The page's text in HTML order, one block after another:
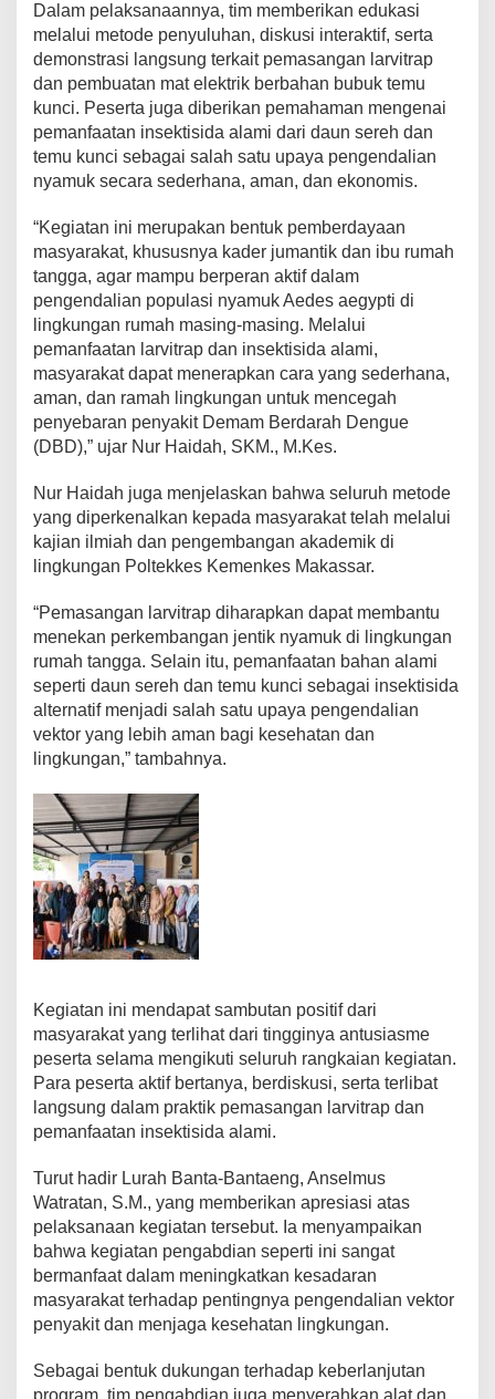
v
i
r
a
p
d
i
e
u
r
a
a
n
B
a
n
t
a
-
a
n
t
a
e
g
Dalam pelaksanaannya, tim memberikan edukasi
melalui metode penyuluhan, diskusi interaktif, serta
demonstrasi langsung terkait pemasangan larvitrap
dan pembuatan mat elektrik berbahan bubuk temu
kunci. Peserta juga diberikan pemahaman mengenai
pemanfaatan insektisida alami dari daun sereh dan
temu kunci sebagai salah satu upaya pengendalian
nyamuk secara sederhana, aman, dan ekonomis.
“Kegiatan ini merupakan bentuk pemberdayaan
masyarakat, khususnya kader jumantik dan ibu rumah
tangga, agar mampu berperan aktif dalam
pengendalian populasi nyamuk Aedes aegypti di
lingkungan rumah masing-masing. Melalui
pemanfaatan larvitrap dan insektisida alami,
masyarakat dapat menerapkan cara yang sederhana,
aman, dan ramah lingkungan untuk mencegah
penyebaran penyakit Demam Berdarah Dengue
(DBD),” ujar Nur Haidah, SKM., M.Kes.
Nur Haidah juga menjelaskan bahwa seluruh metode
yang diperkenalkan kepada masyarakat telah melalui
kajian ilmiah dan pengembangan akademik di
lingkungan Poltekkes Kemenkes Makassar.
“Pemasangan larvitrap diharapkan dapat membantu
menekan perkembangan jentik nyamuk di lingkungan
rumah tangga. Selain itu, pemanfaatan bahan alami
seperti daun sereh dan temu kunci sebagai insektisida
alternatif menjadi salah satu upaya pengendalian
vektor yang lebih aman bagi kesehatan dan
lingkungan,” tambahnya.
Kegiatan ini mendapat sambutan positif dari
masyarakat yang terlihat dari tingginya antusiasme
peserta selama mengikuti seluruh rangkaian kegiatan.
Para peserta aktif bertanya, berdiskusi, serta terlibat
langsung dalam praktik pemasangan larvitrap dan
pemanfaatan insektisida alami.
Turut hadir Lurah Banta-Bantaeng, Anselmus
Watratan, S.M., yang memberikan apresiasi atas
pelaksanaan kegiatan tersebut. Ia menyampaikan
bahwa kegiatan pengabdian seperti ini sangat
bermanfaat dalam meningkatkan kesadaran
masyarakat terhadap pentingnya pengendalian vektor
penyakit dan menjaga kesehatan lingkungan.
Sebagai bentuk dukungan terhadap keberlanjutan